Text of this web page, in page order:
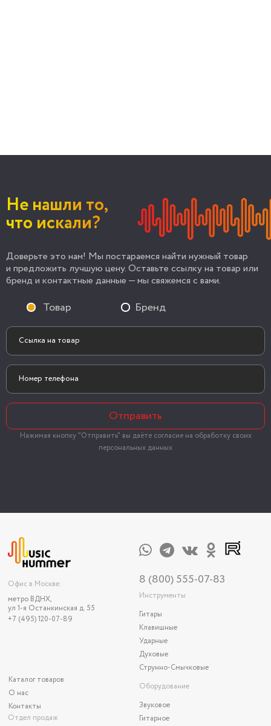
Не нашли то,
что искали?
Доверьте это нам! Мы постараемся найти нужный товар
и предложить лучшую цену. Оставьте ссылку на товар или
бренд и контактные данные — мы свяжемся с вами.
Товар Бренд
Отправить
Нажимая кнопку "Отправить" вы даёте согласие на обработку своих
персональных данных
Офис в Москве:
метро ВДНХ,
ул 1-я Останкинская д. 55
+7 (495) 120-07-89
Каталог товаров
О нас
Контакты
Отдел продаж
8 (800) 555-07-83
Инструменты
Гитары
Клавишные
Ударные
Духовые
Струнно-Смычковые
Оборудование
Звуковое
Гитарное